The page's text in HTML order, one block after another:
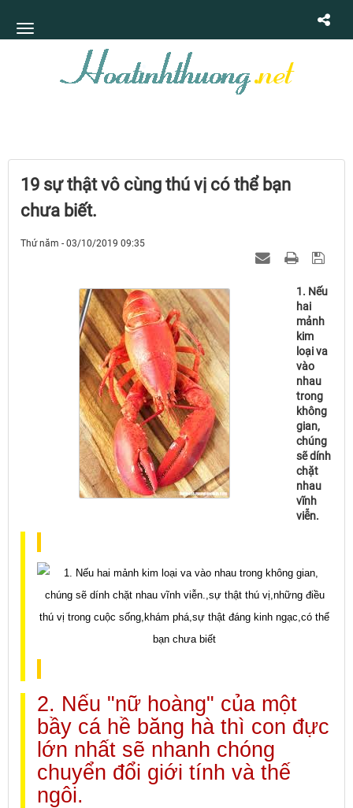
19 sự thật vô cùng thú vị có thể bạn
chưa biết.
Thứ năm - 03/10/2019 09:35
1. Nếu
hai
mảnh
kim
loại va
vào
nhau
trong
không
gian,
chúng
sẽ dính
chặt
nhau
vĩnh
viễn.
2. Nếu "nữ hoàng" của một
bầy cá hề băng hà thì con đực
lớn nhất sẽ nhanh chóng
chuyển đổi giới tính và thế
ngôi.